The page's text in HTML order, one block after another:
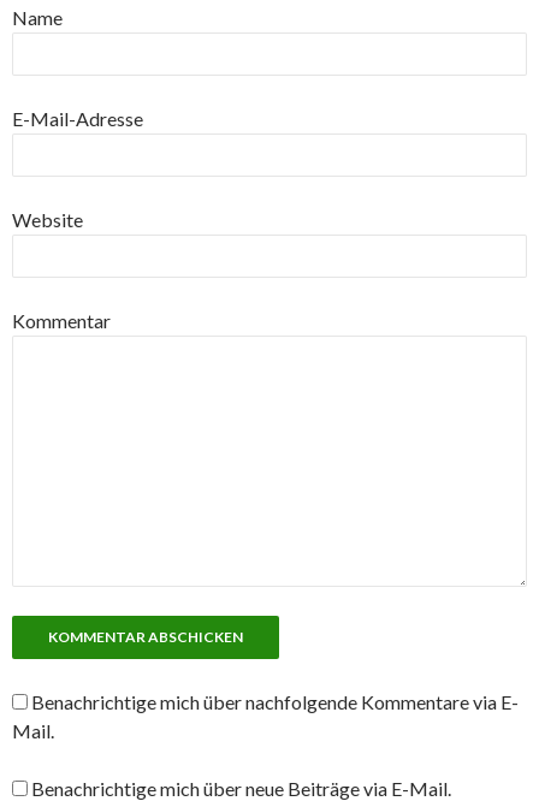
Name
E-Mail-Adresse
Website
Kommentar
Benachrichtige mich über nachfolgende Kommentare via E-
Mail.
Benachrichtige mich über neue Beiträge via E-Mail.